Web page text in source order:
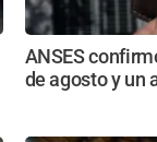
ANSES
de agosto y un